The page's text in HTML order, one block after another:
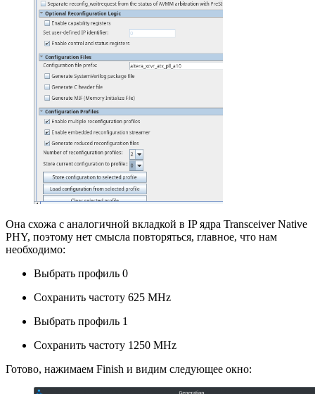
Она схожа с аналогичной вкладкой в IP ядра Transceiver Native
PHY, поэтому нет смысла повторяться, главное, что нам
необходимо:
Выбрать профиль 0
Сохранить частоту 625 MHz
Выбрать профиль 1
Сохранить частоту 1250 MHz
Готово, нажимаем Finish и видим следующее окно: